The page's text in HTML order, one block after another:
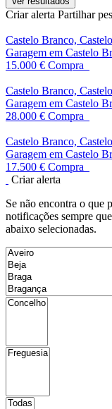
Criar alerta Partilhar
Castelo Branco,
Garagem em Castelo
15.000 € Compra
Castelo Branco,
Garagem em Castelo
28.000 € Compra
Castelo Branco,
Garagem em Castelo
17.500 € Compra
Criar alerta
Se não encontra o que
notificações sempre
abaixo selecionadas.